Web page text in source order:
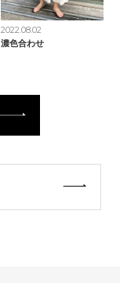
2022.08.02
濃色合わせ